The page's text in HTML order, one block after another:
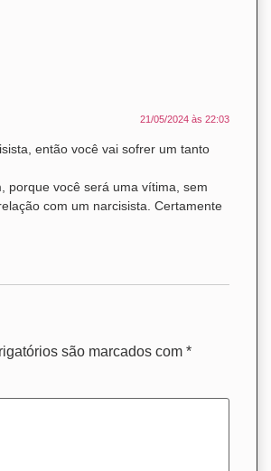
21/05/2024 às 22:03
então você vai sofrer um tanto
porque você será uma vítima, sem
com um narcisista. Certamente
são marcados com *